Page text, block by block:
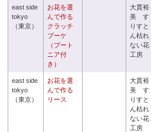
east side
tokyo
（東京）
お花を選
んで作る
クラッチ
ブーケ
（ブート
ニア付
き）
大貫裕
美 す
りすと
ん枯れ
ない花
工房
east side
tokyo
（東京）
お花を選
んで作る
リース
大貫裕
美 す
りすと
ん枯れ
ない花
工房